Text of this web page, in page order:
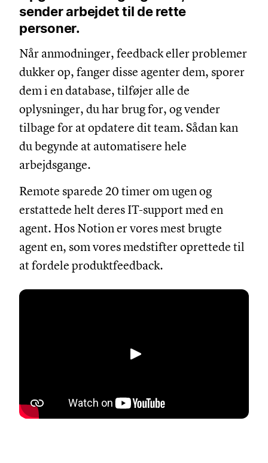
sender arbejdet til de rette
personer.
Når anmodninger, feedback eller problemer
dukker op, fanger disse agenter dem, sporer
dem i en database, tilføjer alle de
oplysninger, du har brug for, og vender
tilbage for at opdatere dit team. Sådan kan
du begynde at automatisere hele
arbejdsgange.
Remote sparede 20 timer om ugen og
erstattede helt deres IT-support med en
agent. Hos Notion er vores mest brugte
agent en, som vores medstifter oprettede til
at fordele produktfeedback.
Afspil